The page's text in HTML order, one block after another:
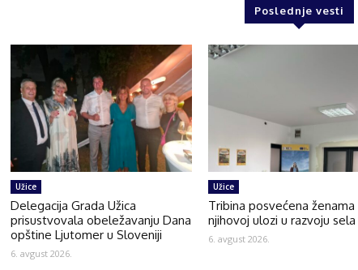
Poslednje vesti
Užice
Delegacija Grada Užica
prisustvovala obeležavanju Dana
opštine Ljutomer u Sloveniji
6. avgust 2026.
Užice
Tribina posvećena ženama
njihovoj ulozi u razvoju sela
6. avgust 2026.